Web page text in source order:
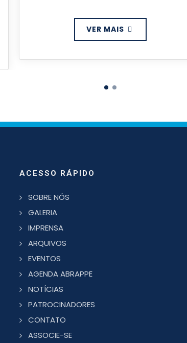
VER MAIS
ACESSO RÁPIDO
SOBRE NÓS
GALERIA
IMPRENSA
ARQUIVOS
EVENTOS
AGENDA ABRAPPE
NOTÍCIAS
PATROCINADORES
CONTATO
ASSOCIE-SE